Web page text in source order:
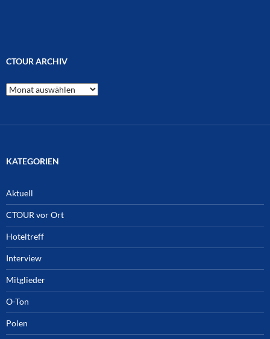
CTOUR ARCHIV
CTOUR
Archiv
KATEGORIEN
Aktuell
CTOUR vor Ort
Hoteltreff
Interview
Mitglieder
O-Ton
Polen